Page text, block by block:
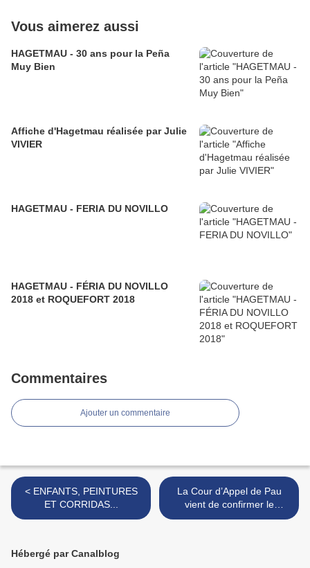
Vous aimerez aussi
HAGETMAU - 30 ans pour la Peña
Muy Bien
Affiche d'Hagetmau réalisée par Julie
VIVIER
HAGETMAU - FERIA DU NOVILLO
HAGETMAU - FÉRIA DU NOVILLO
2018 et ROQUEFORT 2018
Commentaires
Ajouter un commentaire
< ENFANTS, PEINTURES
ET CORRIDAS...
La Cour d’Appel de Pau
vient de confirmer le
jugement du Tribunal de
Hébergé par Canalblog